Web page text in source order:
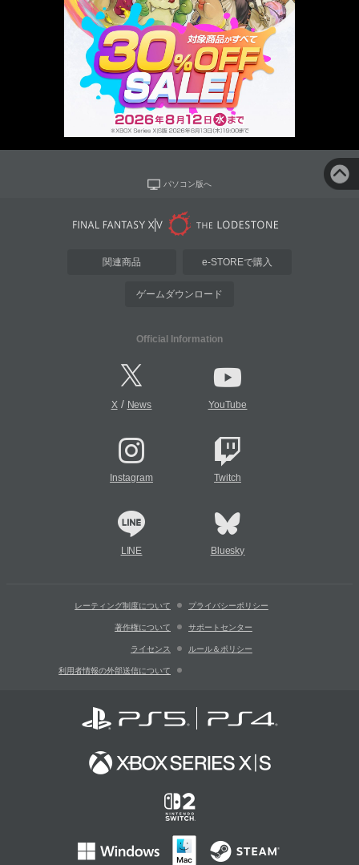
パソコン版へ
関連商品 e-STOREで購入
ゲームダウンロード
Official Information
X/ News YouTube
Instagram Twitch
LINE Bluesky
レーティング制度について プライバシーポリシー
著作権について サポートセンター
ライセンス ルール＆ポリシー
利用者情報の外部送信について